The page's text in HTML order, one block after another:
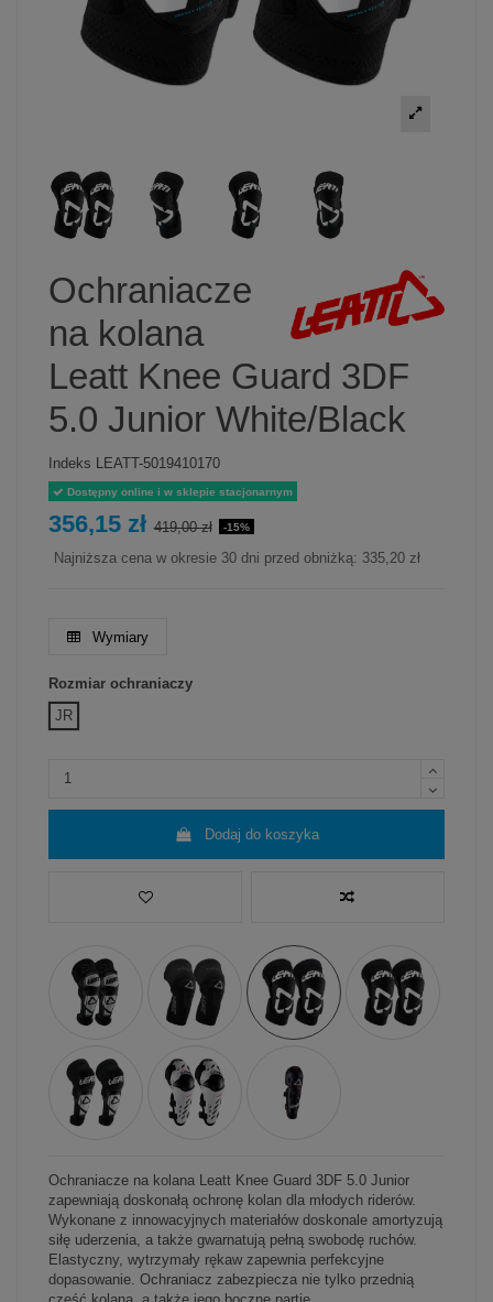
Ochraniacze
na kolana
Leatt Knee Guard 3DF
5.0 Junior White/Black
Indeks LEATT-5019410170
Dostępny online i w sklepie stacjonarnym
356,15 zł 419,00 zł -15%
Najniższa cena w okresie 30 dni przed obniżką: 335,20 zł
Wymiary
Rozmiar ochraniaczy
JR
Dodaj do koszyka
Ochraniacze na kolana Leatt Knee Guard 3DF 5.0 Junior
zapewniają doskonałą ochronę kolan dla młodych riderów.
Wykonane z innowacyjnych materiałów doskonale amortyzują
siłę uderzenia, a także gwarnatują pełną swobodę ruchów.
Elastyczny, wytrzymały rękaw zapewnia perfekcyjne
dopasowanie. Ochraniacz zabezpiecza nie tylko przednią